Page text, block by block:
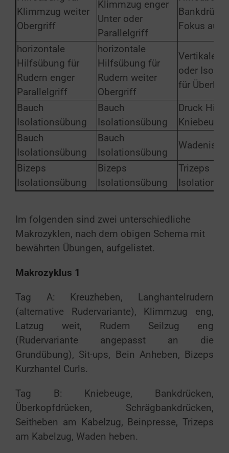
Klimmzug weiter
Obergriff
Klimmzug enger
Unter oder
Parallelgriff
Fokus auf
horizontale
Hilfsübung für
Rudern enger
Parallelgriff
horizontale
Hilfsübung für
Rudern weiter
Obergriff
Vertikale
oder
für
Bauch
Isolationsübung
Bauch
Isolationsübung
Druck
Kniebeuge
Bauch
Isolationsübung
Bauch
Isolationsübung
Bizeps
Isolationsübung
Bizeps
Isolationsübung
Trizeps
Im folgenden sind zwei unterschiedliche
Makrozyklen, nach dem obigen Schema mit
bewährten Übungen, aufgelistet.
Makrozyklus 1
Tag A: Kreuzheben, Langhantelrudern
(alternative Rudervariante), Klimmzug eng,
Latzug weit, Rudern Seilzug eng
(Rudervariante angepasst an die
Grundübung), Sit-ups, Bein Anheben, Bizeps
Kurzhantel Curls.
Tag B: Kniebeuge, Bankdrücken,
Überkopfdrücken, Schrägbankdrücken,
Seitheben am Kabelzug, Beinpresse, Trizeps
am Kabelzug, Waden heben.